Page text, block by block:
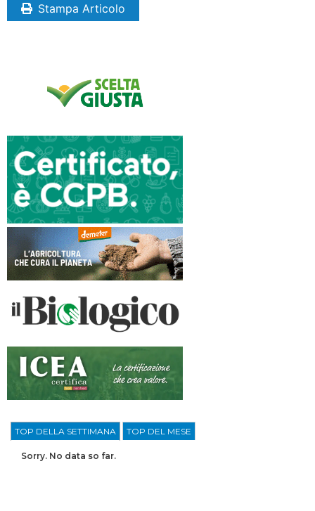
Stampa Articolo
TOP DELLA SETTIMANA TOP DEL MESE
Sorry. No data so far.